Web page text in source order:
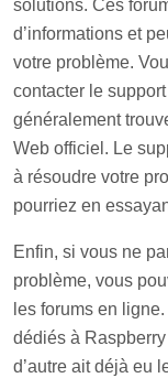
solutions. Ces
d’informations et
votre problème.
contacter le
généralement
Web officiel. Le
à résoudre votre
pourriez en
Enfin, si vous ne
problème, vous
les forums en
dédiés à
d’autre ait déjà eu